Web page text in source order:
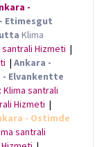
-
Etimesgut
Klima
santrali Hizmeti |
| Ankara -
- Elvankentte
Klima santrali
Hizmeti |
- Ostimde
santrali